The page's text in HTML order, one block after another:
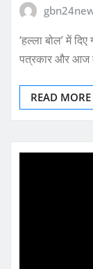
‘हल्ला बोल’ में
पत्रकार और आज
READ MORE